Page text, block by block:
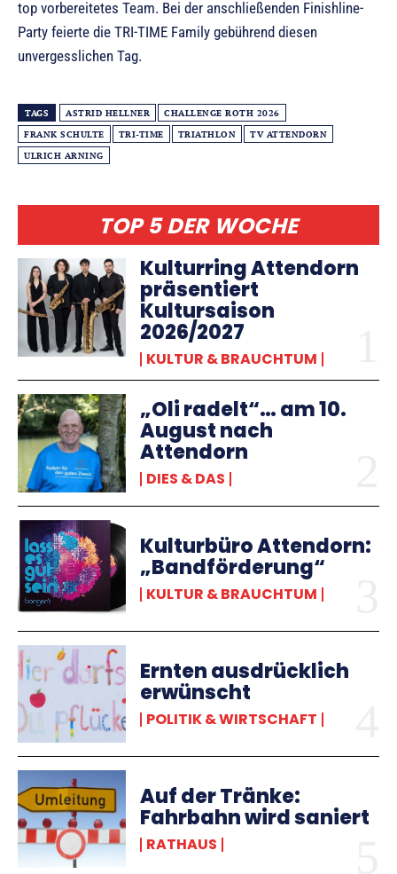
TOP 5 DER WOCHE
Kulturring Attendorn
präsentiert
Kultursaison
2026/2027
KULTUR & BRAUCHTUM
„Oli radelt“… am 10.
August nach
Attendorn
DIES & DAS
Kulturbüro Attendorn:
„Bandförderung“
KULTUR & BRAUCHTUM
Ernten ausdrücklich
erwünscht
POLITIK & WIRTSCHAFT
Auf der Tränke:
Fahrbahn wird saniert
RATHAUS
top vorbereitetes Team. Bei der anschließenden Finishline-
Party feierte die TRI-TIME Family gebührend diesen
unvergesslichen Tag.
TAGS ASTRID HELLNER
CHALLENGE ROTH 2026
FRANK SCHULTE
TRI-TIME TRIATHLON
TV ATTENDORN
ULRICH ARNING